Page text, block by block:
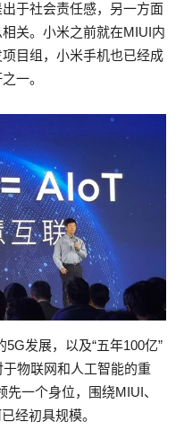
于社会责任感，另一方面
关。小米之前就在MIUI内
目组，小米手机也已经成
一。
发展，以及“五年100亿”
物联网和人工智能的重
一个身位，围绕MIUI、
经初具规模。